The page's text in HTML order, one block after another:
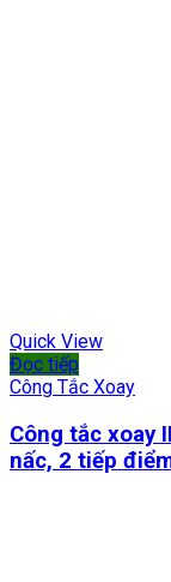
Quick View
Đọc tiếp
Công Tắc Xoay
Công tắc xoay
nấc, 2 tiếp